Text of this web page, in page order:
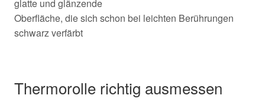
glatte und glänzende
Oberfläche, die sich schon bei leichten Berührungen
schwarz verfärbt
Thermorolle richtig ausmessen